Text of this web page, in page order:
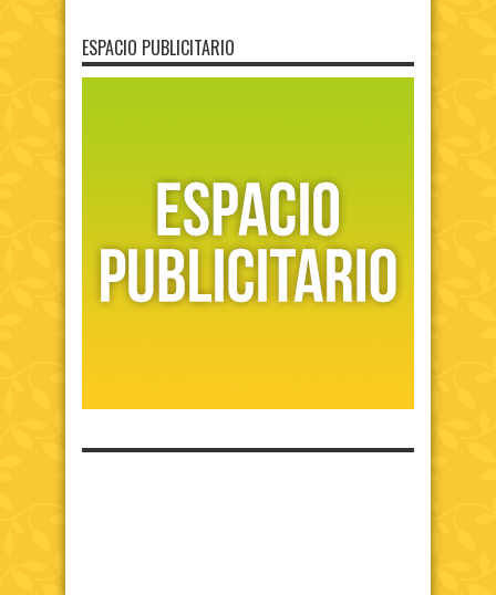
ESPACIO PUBLICITARIO